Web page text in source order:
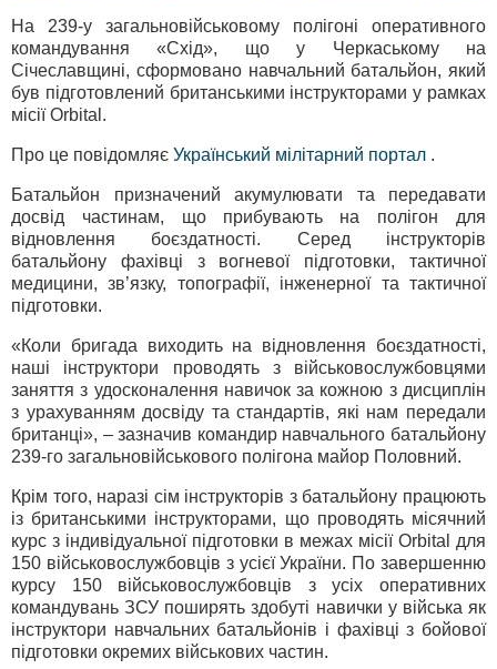
На 239-у загальновійськовому полігоні оперативного
командування «Схід», що у Черкаському на
Січеславщині, сформовано навчальний батальйон, який
був підготовлений британськими інструкторами у рамках
місії Orbital.
Про це повідомляє Український мілітарний портал .
Батальйон призначений акумулювати та передавати
досвід частинам, що прибувають на полігон для
відновлення боєздатності. Серед інструкторів
батальйону фахівці з вогневої підготовки, тактичної
медицини, зв’язку, топографії, інженерної та тактичної
підготовки.
«Коли бригада виходить на відновлення боєздатності,
наші інструктори проводять з військовослужбовцями
заняття з удосконалення навичок за кожною з дисциплін
з урахуванням досвіду та стандартів, які нам передали
британці», – зазначив командир навчального батальйону
239-го загальновійськового полігона майор Половний.
Крім того, наразі сім інструкторів з батальйону працюють
із британськими інструкторами, що проводять місячний
курс з індивідуальної підготовки в межах місії Orbital для
150 військовослужбовців з усієї України. По завершенню
курсу 150 військовослужбовців з усіх оперативних
командувань ЗСУ поширять здобуті навички у війська як
інструктори навчальних батальйонів і фахівці з бойової
підготовки окремих військових частин.